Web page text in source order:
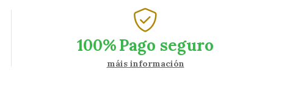
100%Pago seguro
máis información